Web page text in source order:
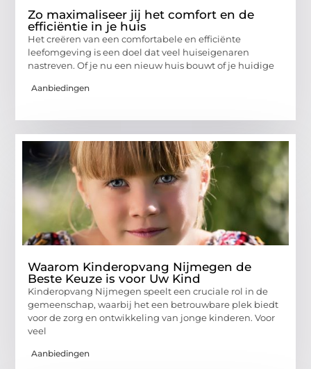
Zo maximaliseer jij het comfort en de
efficiëntie in je huis
Het creëren van een comfortabele en efficiënte
leefomgeving is een doel dat veel huiseigenaren
nastreven. Of je nu een nieuw huis bouwt of je huidige
Aanbiedingen
Waarom Kinderopvang Nijmegen de
Beste Keuze is voor Uw Kind
Kinderopvang Nijmegen speelt een cruciale rol in de
gemeenschap, waarbij het een betrouwbare plek biedt
voor de zorg en ontwikkeling van jonge kinderen. Voor
veel
Aanbiedingen